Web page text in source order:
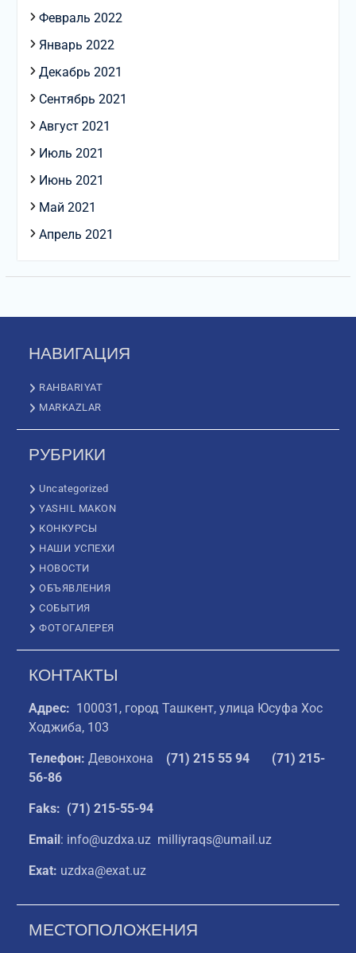
Февраль 2022
Январь 2022
Декабрь 2021
Сентябрь 2021
Август 2021
Июль 2021
Июнь 2021
Май 2021
Апрель 2021
НАВИГАЦИЯ
RAHBARIYAT
MARKAZLAR
РУБРИКИ
Uncategorized
YASHIL MAKON
КОНКУРСЫ
НАШИ УСПЕХИ
НОВОСТИ
ОБЪЯВЛЕНИЯ
СОБЫТИЯ
ФОТОГАЛЕРЕЯ
КОНТАКТЫ
Адрес: 100031, город Ташкент, улица Юсуфа Хос
Ходжиба, 103
Телефон: Девонхона (71) 215 55 94
(71) 215-
56-86
Faks: (71) 215-55-94
Email : info@uzdxa.uz milliyraqs@umail.uz
Exat: uzdxa@exat.uz
МЕСТОПОЛОЖЕНИЯ